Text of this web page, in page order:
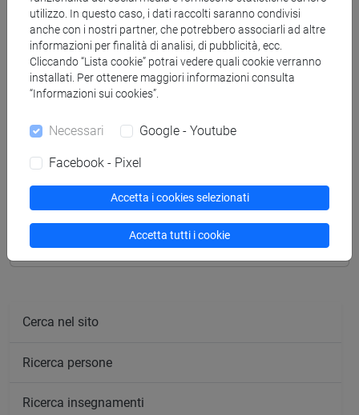
Corsi di studio e percorsi
[FT3] LETTERE - Laurea
scienze dell'antichità
[FT5] STORIA - Laurea
Insegnamenti mutuati
PALEOGRAFIA LATINA [FT0153]
Cerca nel sito
Ricerca persone
Ricerca insegnamenti
utilizzo. In questo caso, i dati raccolti saranno condivisi
anche con i nostri partner, che potrebbero associarli ad altre
informazioni per finalità di analisi, di pubblicità, ecc.
Cliccando “Lista cookie” potrai vedere quali cookie verranno
installati. Per ottenere maggiori informazioni consulta
“Informazioni sui cookies”.
Necessari Google - Youtube
Facebook - Pixel
Accetta i cookies selezionati
Accetta tutti i cookie